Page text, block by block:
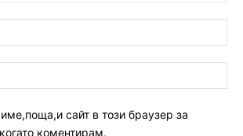
сайт в този браузер за
коментирам.